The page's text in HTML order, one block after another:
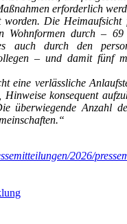
erforderlich
Die Heimaufsicht
Wohnformen durch –
auch durch den
– und damit fünf
eine verlässliche
konsequent
überwiegende Anzahl
2026/